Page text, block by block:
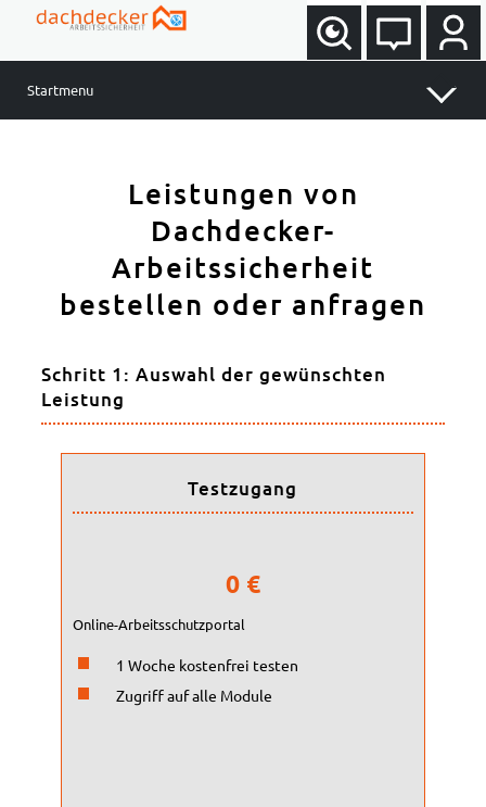
Startmenu
Gefährdungsbeurteilung
Gefahrstoffmanagement
Aufgaben und Termine
Arbeitsmittel
Betriebliches Eingliederungsmanagement (BEM)
Preisübersicht Arbeitsschutzportal
weitere Leistungen
Arbeitsschutzbetreuung
White Label – Ihr Firmenportal als externe Beratung
Preisübersicht weitere Leistungen
über uns
Leistungen von
Dachdecker-
Arbeitssicherheit
bestellen oder anfragen
Schritt 1: Auswahl der gewünschten
Leistung
Testzugang
0 €
Online-Arbeitsschutzportal
1 Woche kostenfrei testen
Zugriff auf alle Module